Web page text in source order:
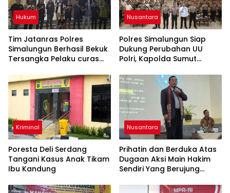
Hukum
Tim Jatanras Polres
Simalungun Berhasil Bekuk
Tersangka Pelaku curas
Nusantara
Polres Simalungun Siap
Dukung Perubahan UU
Polri, Kapolda Sumut
Penguatan
Profesionalisme dan
Akuntabilitas Personel
Kriminal
Poresta Deli Serdang
Tangani Kasus Anak Tikam
Ibu Kandung
Nusantara
Prihatin dan Berduka Atas
Dugaan Aksi Main Hakim
Sendiri Yang Berujung